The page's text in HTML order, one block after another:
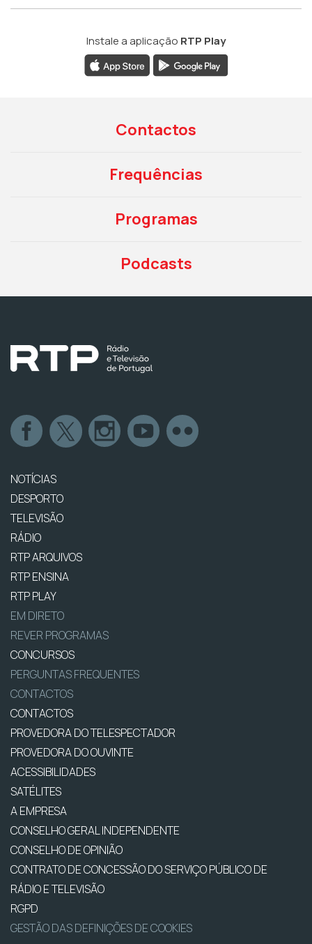
Instale a aplicação RTP Play
Contactos
Frequências
Programas
Podcasts
NOTÍCIAS
DESPORTO
TELEVISÃO
RÁDIO
RTP ARQUIVOS
RTP ENSINA
RTP PLAY
EM DIRETO
REVER PROGRAMAS
CONCURSOS
PERGUNTAS FREQUENTES
CONTACTOS
CONTACTOS
PROVEDORA DO TELESPECTADOR
PROVEDORA DO OUVINTE
ACESSIBILIDADES
SATÉLITES
A EMPRESA
CONSELHO GERAL INDEPENDENTE
CONSELHO DE OPINIÃO
CONTRATO DE CONCESSÃO DO SERVIÇO PÚBLICO DE
RÁDIO E TELEVISÃO
RGPD
GESTÃO DAS DEFINIÇÕES DE COOKIES